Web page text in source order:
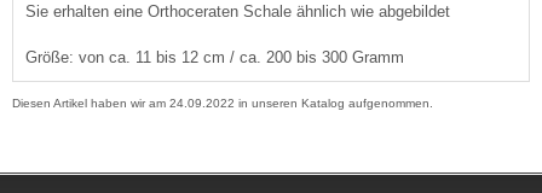
Sie erhalten eine Orthoceraten Schale ähnlich wie abgebildet
Größe: von ca. 11 bis 12 cm / ca. 200 bis 300 Gramm
Diesen Artikel haben wir am 24.09.2022 in unseren Katalog aufgenommen.